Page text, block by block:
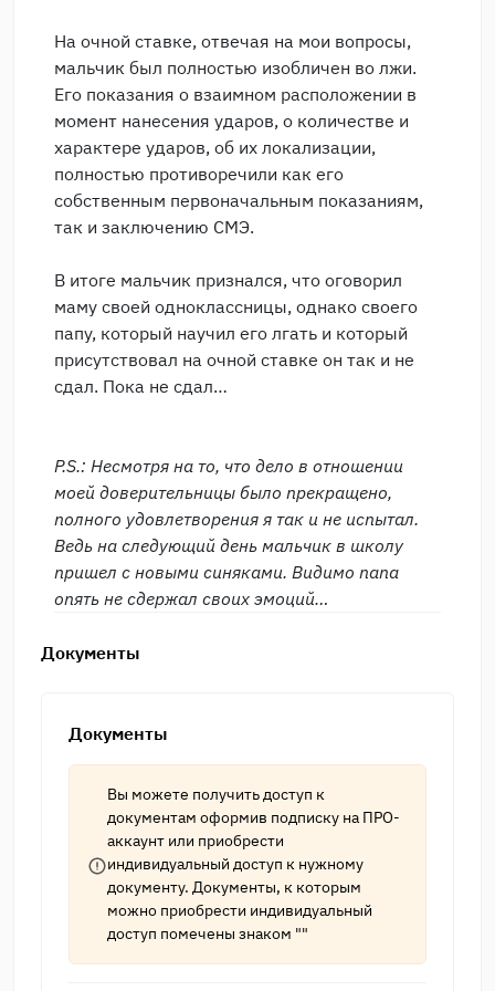
На очной ставке, отвечая на мои вопросы,
мальчик был полностью изобличен во лжи.
Его показания о взаимном расположении в
момент нанесения ударов, о количестве и
характере ударов, об их локализации,
полностью противоречили как его
собственным первоначальным показаниям,
так и заключению СМЭ.
В итоге мальчик признался, что оговорил
маму своей одноклассницы, однако своего
папу, который научил его лгать и который
присутствовал на очной ставке он так и не
сдал. Пока не сдал…
P.S.: Несмотря на то, что дело в отношении
моей доверительницы было прекращено,
полного удовлетворения я так и не испытал.
Ведь на следующий день мальчик в школу
пришел с новыми синяками. Видимо папа
опять не сдержал своих эмоций…
Документы
Документы
Вы можете получить доступ к
документам оформив подписку на ПРО-
аккаунт или приобрести
индивидуальный доступ к нужному
документу. Документы, к которым
можно приобрести индивидуальный
доступ помечены знаком ""